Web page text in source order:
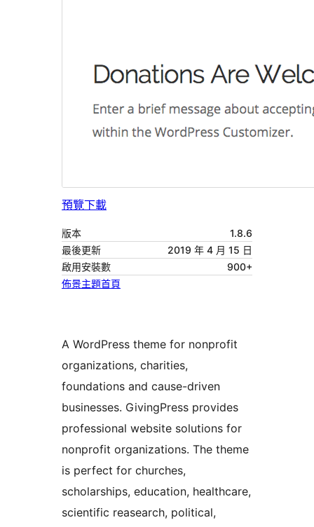
預覽下載
版本
1.8.6
最後更新
2019 年 4 月 15 日
啟用安裝數
900+
佈景主題首頁
A WordPress theme for nonprofit
organizations, charities,
foundations and cause-driven
businesses. GivingPress provides
professional website solutions for
nonprofit organizations. The theme
is perfect for churches,
scholarships, education, healthcare,
scientific reasearch, political,